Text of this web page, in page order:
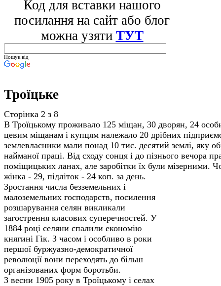
Код для вставки нашого
посилання на сайт або блог
можна узяти ТУТ
Пошук від
Троїцьке
Сторінка 2 з 8
В Троїцькому проживало 125 міщан, 30 дворян, 24
цевим міщанам і купцям належало 20 дрібних
землевласники мали понад 10 тис. десятий землі, яку
найманої праці. Від сходу сонця і до пізнього вечора
поміщицьких ланах, але заробітки їх були мізерними.
жінка - 29, підліток - 24 коп. за день.
Зростання числа безземельних і
малоземельних господарств, посилення
розша­рування селян викликали
загострення класових суперечностей. У
1884 році селяни спалили економію
княгині Гік. З часом і особливо в роки
першої буржуазно-демократичної
революції вони переходять до більш
організованих форм боротьби.
З весни 1905 року в Троїцькому і селах